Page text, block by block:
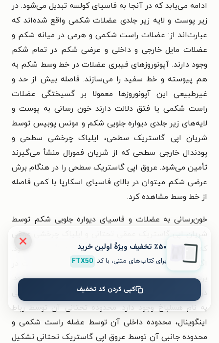
ادامه می‌یابد که در آنجا به فاسیای کولسه تبدیل می‌شود. در
زیر پوست و لایه زیر جلدی عضلات شکمی واقع شده‌اند که
عبارت‌اند از: عضلات راست شکمی و هرمی در میانه شکم و
عضلات مایل خارجی و داخلی و عرضی شکم در تمام شکم
وجود دارند. آپونوروزهای فیبری عضلات در خط وسط شکم به
هم پیوسته و خط سفید را می‌سازند. فاصله بیش از حد و
غیرطبیعی این آپونوروزها معمولا بر گسیختگی عضلات
راست شکمی یا فتق دلالت دارند خون رسانی به پوست و
لایه‌های زیر جلدی دیواره جلویی شکم و مونس پوبیس توسط
شریان اپی گاستریک سطحی، ایلیاک چرخشی سطحی و
پودندال خارجی سطحی که از شریان فمورال منشأ می‌گیرند
تأمین می‌شود. عروق اپی گاستریک سطحی را در هنگام برش
عرضی شکم میتوان در بالای فاسیای اسکارپا با کمی فاصله
از خط وسط مشاهده کرد.
خون‌رسانی به عضلات و فاسیای دیواره جلویی شکم توسط
شریان اپی گاستریک عمقی تحتانی و ایلیاک چرخشی عمقی
که از شریان ایلیاک خارجی منشأ می‌گیرند تأمین می‌شود.
اگر در سزارین از برش میلارد استفاده شود ممکن است در
برش عضله، شریان اپی گاستریک تحتانی دچار پارگی شود.
در دو طرف دیواره تحتانی جلویی شکم، فضای مثلثی شکلی
به نام هسلباخ وجود دارد. محدوده تحتانی آن توسط رباط
اینگوینال، محدوده داخلی آن توسط عضله راست شکمی و
محدوده جانبی آن توسط عروق اپی گاستریک تحتانی تشکیل
٪۵۰ تخفیف ویژۀ اولین خرید
برای کتاب‌های متنی، با کد FTX50
کپی کردن کد تخفیف